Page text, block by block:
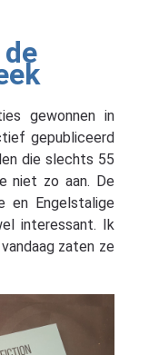
gewonnen in
gepubliceerd
die slechts 55
niet zo aan. De
en Engelstalige
interessant. Ik
zaten ze